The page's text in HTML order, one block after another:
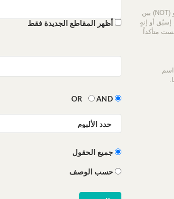
استخدم المصطلحات (AND) أو (OR) أو (NOT) بين
إسبُق أو إنهٍ
متأكداً
أظهر المقاطع الجديدة فقط
اسم
OR
AND
جميع الحقول
حسب الوصف